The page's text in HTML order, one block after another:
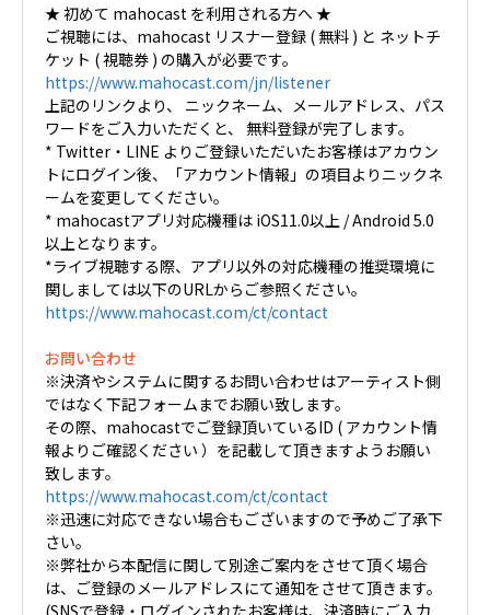
★ 初めて mahocast を利用される方へ ★
ご視聴には、mahocast リスナー登録 ( 無料 ) と ネットチ
ケット ( 視聴券 ) の購入が必要です。
https://www.mahocast.com/jn/listener
上記のリンクより、 ニックネーム、メールアドレス、パス
ワードをご入力いただくと、 無料登録が完了します。
* Twitter・LINE よりご登録いただいたお客様はアカウン
トにログイン後、「アカウント情報」の項目よりニックネ
ームを変更してください。
* mahocastアプリ対応機種は iOS11.0以上 / Android 5.0
以上となります。
*ライブ視聴する際、アプリ以外の対応機種の推奨環境に
関しましては以下のURLからご参照ください。
https://www.mahocast.com/ct/contact
お問い合わせ
※決済やシステムに関するお問い合わせはアーティスト側
ではなく下記フォームまでお願い致します。
その際、mahocastでご登録頂いているID ( アカウント情
報よりご確認ください ）を記載して頂きますようお願い
致します。
https://www.mahocast.com/ct/contact
※迅速に対応できない場合もございますので予めご了承下
さい。
※弊社から本配信に関して別途ご案内をさせて頂く場合
は、ご登録のメールアドレスにて通知をさせて頂きます。
(SNSで登録・ログインされたお客様は、決済時にご入力